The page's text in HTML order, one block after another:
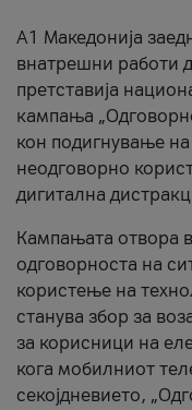
A1 Македонија
внатрешни работи
претставија
кампања
кон подигнување на
неодговорно
дигитална
Кампањата отвора
одговорноста на
користење на
станува збор за
за корисници на
кога мобилниот
секојдневието,